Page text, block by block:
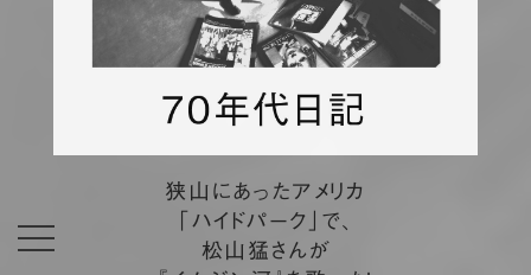
狭山にあったアメリカ
「ハイドパーク」で、
松山猛さんが